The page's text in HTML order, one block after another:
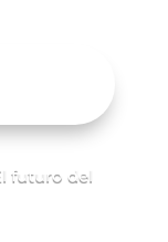
futuro del